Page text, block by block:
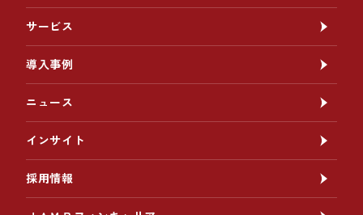
サービス
導入事例
ニュース
インサイト
採用情報